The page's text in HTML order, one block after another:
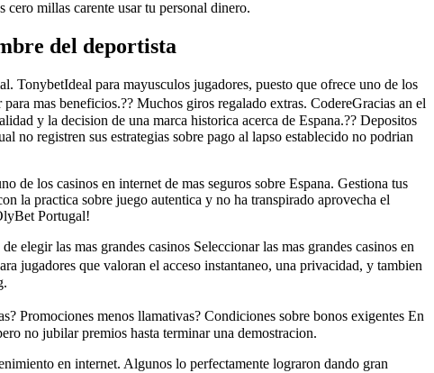
millas carente usar tu personal dinero.
del deportista
TonybetIdeal para mayusculos jugadores, puesto que ofrece uno de los
mas beneficios.?? Muchos giros regalado extras. CodereGracias an el
y la decision de una marca historica acerca de Espana.?? Depositos
no registren sus estrategias sobre pago al lapso establecido no podrian
de los casinos en internet de mas seguros sobre Espana. Gestiona tus
la practica sobre juego autentica y no ha transpirado aprovecha el
Portugal!
elegir las mas grandes casinos Seleccionar las mas grandes casinos en
jugadores que valoran el acceso instantaneo, una privacidad, y tambien
Promociones menos llamativas? Condiciones sobre bonos exigentes En
no jubilar premios hasta terminar una demostracion.
en internet. Algunos lo perfectamente lograron dando gran